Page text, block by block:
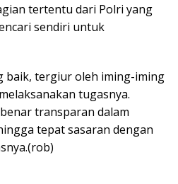
tertentu dari Polri yang
sendiri untuk
baik, tergiur oleh iming-iming
tugasnya.
transparan dalam
tepat sasaran dengan